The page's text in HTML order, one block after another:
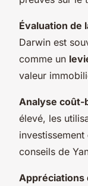
Évaluation de
Darwin est
comme un
valeur
Analyse coût-
élevé, les
investissement
conseils de
Appréciations